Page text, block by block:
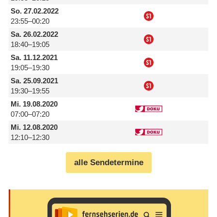
So.27.02.2022
23:55–00:20
Sa.26.02.2022
18:40–19:05
Sa.11.12.2021
19:05–19:30
Sa.25.09.2021
19:30–19:55
Mi.19.08.2020
07:00–07:20
Mi.12.08.2020
12:10–12:30
alle Sendetermine